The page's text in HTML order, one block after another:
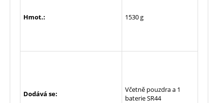
Hmot.: 1530 g
Dodává se:
Včetně pouzdra a 1
baterie SR44